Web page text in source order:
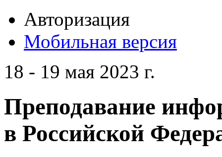
Авторизация
Мобильная версия
18 - 19 мая 2023 г.
Преподавание
в Российской